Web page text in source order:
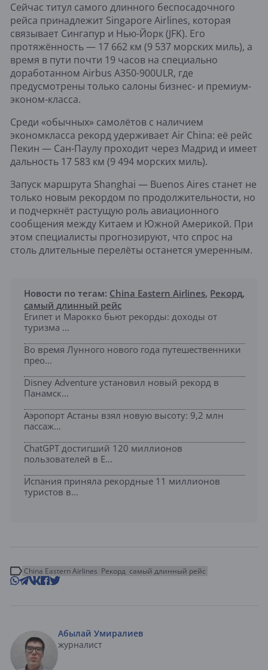
Сейчас титул самого длинного беспосадочного
рейса принадлежит Singapore Airlines, которая
связывает Сингапур и Нью-Йорк (JFK). Его
протяжённость — 17 662 км (9 537 морских миль), а
время в пути почти 19 часов на специально
доработанном Airbus A350-900ULR, где
предусмотрены только салоны бизнес- и премиум-
эконом-класса.
Среди «обычных» самолётов с наличием
экономкласса рекорд удерживает Air China: её рейс
Пекин — Сан-Паулу проходит через Мадрид и имеет
дальность 17 583 км (9 494 морских миль).
Запуск маршрута Shanghai — Buenos Aires станет не
только новым рекордом по продолжительности, но
и подчеркнёт растущую роль авиационного
сообщения между Китаем и Южной Америкой. При
этом специалисты прогнозируют, что спрос на
столь длительные перелёты останется умеренным.
Новости по тегам: China Eastern Airlines, Рекорд,
самый длинный рейс
Египет и Марокко бьют рекорды: доходы от
туризма ...
Во время Лунного нового года путешественники
прео...
Disney Adventure установил новый рекорд в
Панамск...
Аэропорт Астаны взял новую высоту: 9,2 млн
пассаж...
ChatGPT достигший 120 миллионов
пользователей в Е...
Испания приняла рекордные 11 миллионов
туристов в...
China Eastern Airlines Рекорд самый длинный рейс
Абылай Умиралиев
журналист